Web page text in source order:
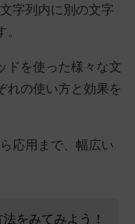
字列内に別の文字
ドを使った様々な文
れの使い方と効果を
応用まで、幅広い
をみてみよう！